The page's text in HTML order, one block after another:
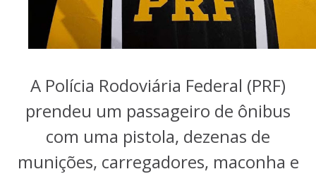
A Polícia Rodoviária Federal (PRF)
prendeu um passageiro de ônibus
com uma pistola, dezenas de
munições, carregadores, maconha e